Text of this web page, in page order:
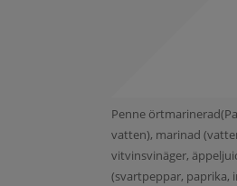
Penne
vatten), marinad
vitvinsvinäger,
(svartpeppar, paprika,